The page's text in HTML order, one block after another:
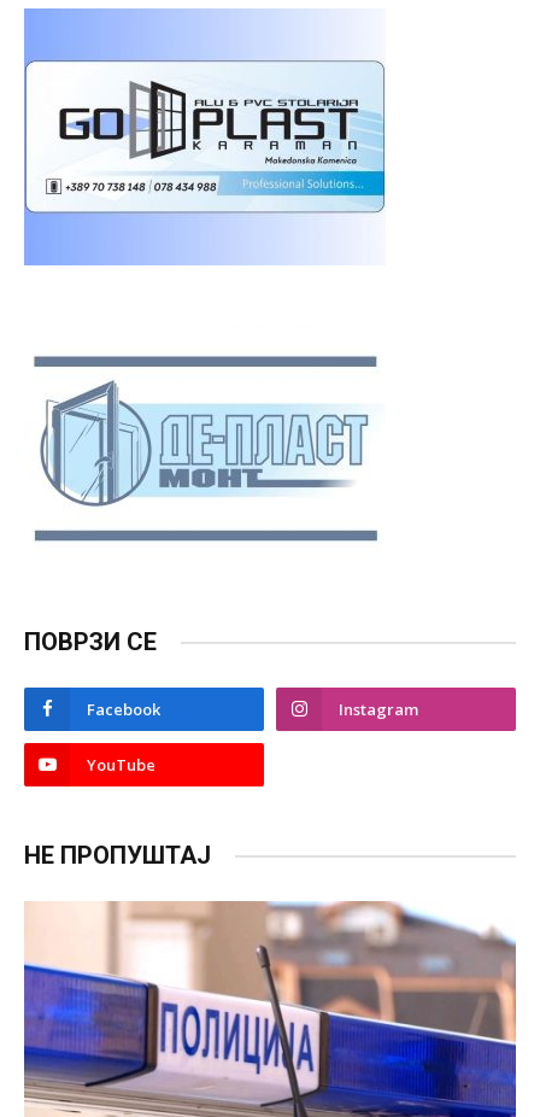
ПОВРЗИ СЕ
Facebook Instagram
YouTube
НЕ ПРОПУШТАЈ